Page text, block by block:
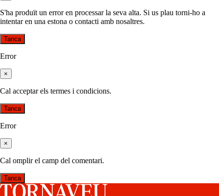
S'ha produït un error en processar la seva alta. Si us plau torni-ho a
intentar en una estona o contacti amb nosaltres.
Tanca
Error
×
Cal acceptar els termes i condicions.
Tanca
Error
×
Cal omplir el camp del comentari.
Tanca